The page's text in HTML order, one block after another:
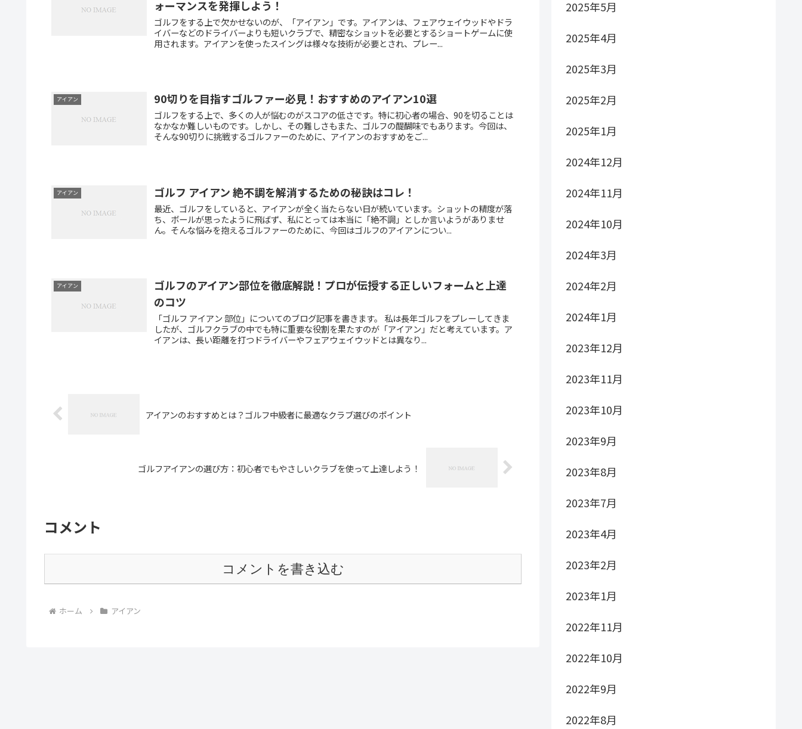
ォーマンスを発揮しよう！
ゴルフをする上で欠かせないのが、「アイアン」です。アイアンは、フェアウェイウッドやドラ
イバーなどのドライバーよりも短いクラブで、精密なショットを必要とするショートゲームに使
用されます。アイアンを使ったスイングは様々な技術が必要とされ、プレー...
アイアン 90切りを目指すゴルファー必見！おすすめのアイアン10選
ゴルフをする上で、多くの人が悩むのがスコアの低さです。特に初心者の場合、90を切ることは
なかなか難しいものです。しかし、その難しさもまた、ゴルフの醍醐味でもあります。今回は、
そんな90切りに挑戦するゴルファーのために、アイアンのおすすめをご...
アイアン ゴルフ アイアン 絶不調を解消するための秘訣はコレ！
最近、ゴルフをしていると、アイアンが全く当たらない日が続いています。ショットの精度が落
ち、ボールが思ったように飛ばず、私にとっては本当に「絶不調」としか言いようがありませ
ん。そんな悩みを抱えるゴルファーのために、今回はゴルフのアイアンについ...
アイアン
ゴルフのアイアン部位を徹底解説！プロが伝授する正しいフォームと上達
のコツ
「ゴルフ アイアン 部位」についてのブログ記事を書きます。 私は長年ゴルフをプレーしてきま
したが、ゴルフクラブの中でも特に重要な役割を果たすのが「アイアン」だと考えています。ア
イアンは、長い距離を打つドライバーやフェアウェイウッドとは異なり...
アイアンのおすすめとは？ゴルフ中級者に最適なクラブ選びのポイント
ゴルフアイアンの選び方：初心者でもやさしいクラブを使って上達しよう！
コメント
コメントを書き込む
ホーム アイアン
2025年5月
2025年4月
2025年3月
2025年2月
2025年1月
2024年12月
2024年11月
2024年10月
2024年3月
2024年2月
2024年1月
2023年12月
2023年11月
2023年10月
2023年9月
2023年8月
2023年7月
2023年4月
2023年2月
2023年1月
2022年11月
2022年10月
2022年9月
2022年8月